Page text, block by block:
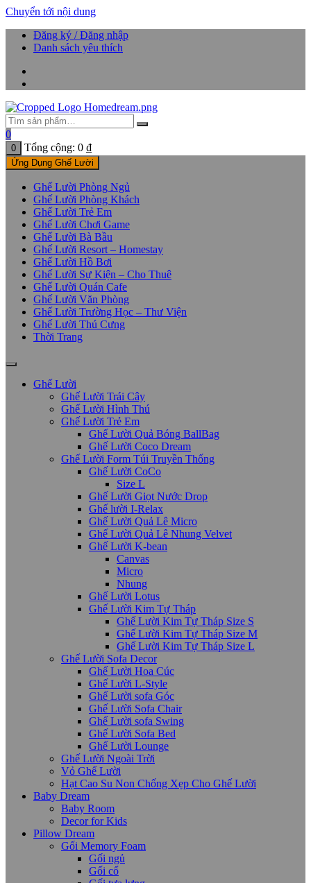
Chuyển tới nội dung
Đăng ký / Đăng nhập
Danh sách yêu thích
0
0 Tổng cộng: 0 ₫
Ứng Dụng Ghế Lười
Ghế Lười Phòng Ngủ
Ghế Lười Phòng Khách
Ghế Lười Trẻ Em
Ghế Lười Chơi Game
Ghế Lười Bà Bầu
Ghế Lười Resort – Homestay
Ghế Lười Hồ Bơi
Ghế Lười Sự Kiện – Cho Thuê
Ghế Lười Quán Cafe
Ghế Lười Văn Phòng
Ghế Lười Trường Học – Thư Viện
Ghế Lười Thú Cưng
Thời Trang
Ghế Lười
Ghế Lười Trái Cây
Ghế Lười Hình Thú
Ghế Lười Trẻ Em
Ghế Lười Quả Bóng BallBag
Ghế Lười Coco Dream
Ghế Lười Form Túi Truyền Thống
Ghế Lười CoCo
Size L
Ghế Lười Giọt Nước Drop
Ghế lười I-Relax
Ghế Lười Quả Lê Micro
Ghế Lười Quả Lê Nhung Velvet
Ghế Lười K-bean
Canvas
Micro
Nhung
Ghế Lười Lotus
Ghế Lười Kim Tự Tháp
Ghế Lười Kim Tự Tháp Size S
Ghế Lười Kim Tự Tháp Size M
Ghế Lười Kim Tự Tháp Size L
Ghế Lười Sofa Decor
Ghế Lười Hoa Cúc
Ghế Lười L-Style
Ghế Lười sofa Góc
Ghế Lười Sofa Chair
Ghế Lười sofa Swing
Ghế Lười Sofa Bed
Ghế Lười Lounge
Ghế Lười Ngoài Trời
Vỏ Ghế Lười
Hạt Cao Su Non Chống Xẹp Cho Ghế Lười
Baby Dream
Baby Room
Decor for Kids
Pillow Dream
Gối Memory Foam
Gối ngủ
Gối cổ